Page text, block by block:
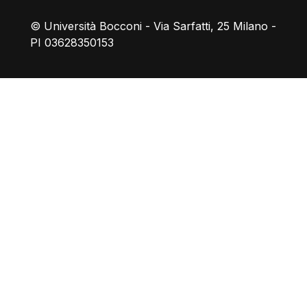
© Università Bocconi - Via Sarfatti, 25 Milano -
PI 03628350153